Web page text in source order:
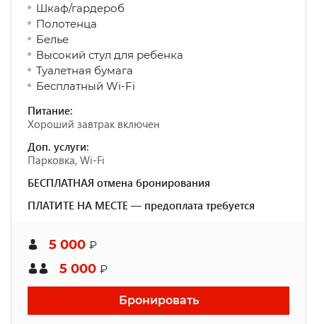
Шкаф/гардероб
Полотенца
Белье
Высокий стул для ребенка
Туалетная бумага
Бесплатный Wi-Fi
Питание:
Хороший завтрак включен
Доп. услуги:
Парковка, Wi-Fi
БЕСПЛАТНАЯ отмена бронирования
ПЛАТИТЕ НА МЕСТЕ — предоплата требуется
5 000 ₽
5 000 ₽
Бронировать